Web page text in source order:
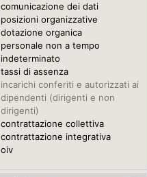
comunicazione dei dati
posizioni organizzative
dotazione organica
personale non a tempo
indeterminato
tassi di assenza
incarichi conferiti e autorizzati ai
dipendenti (dirigenti e non
dirigenti)
contrattazione collettiva
contrattazione integrativa
oiv